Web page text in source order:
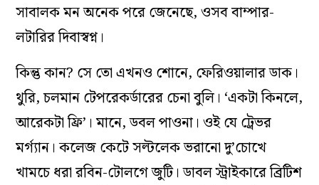
সাবালক মন অনেক পরে জেনেছে, ওসব বাম্পার-
লটারির দিবাস্বপ্ন।
কিন্তু কান? সে তো এখন‌ও শোনে, ফেরিওয়ালার ডাক।
থুরি, চলমান টেপরেকর্ডারের চেনা বুলি। ‘একটা কিনলে,
আরেকটা ফ্রি’। মানে, ডবল পাওনা। ওই যে ট্রেভর
মর্গ্যান। কলেজ কেটে সল্টলেক ভরানো দু’চোখে
খামচে ধরা রবিন-টোলগে জুটি। ডাবল স্ট্রাইকারে ব্রিটিশ